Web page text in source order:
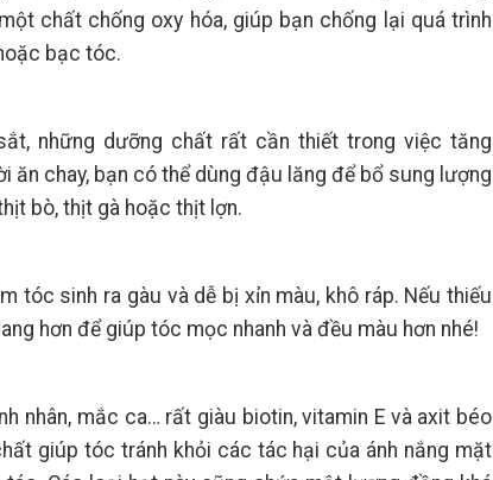
chất chống oxy hóa, giúp bạn chống lại quá trình
bạc tóc.
những dưỡng chất rất cần thiết trong việc tăng
ăn chay, bạn có thể dùng đậu lăng để bổ sung lượng
bò, thịt gà hoặc thịt lợn.
tóc sinh ra gàu và dễ bị xỉn màu, khô ráp. Nếu thiếu
hơn để giúp tóc mọc nhanh và đều màu hơn nhé!
nhân, mắc ca… rất giàu biotin, vitamin E và axit béo
giúp tóc tránh khỏi các tác hại của ánh nắng mặt